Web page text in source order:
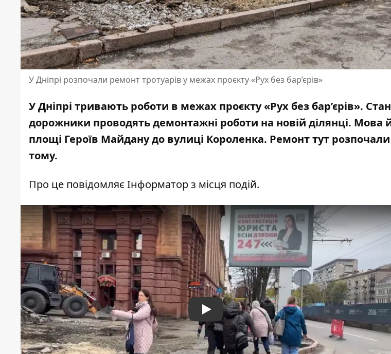
У Дніпрі розпочали ремонт тротуарів у межах проєкту «Рух без бар’єрів»
У Дніпрі тривають роботи в межах проєкту «Рух без бар’єрів».
дорожники проводять демонтажні роботи на новій ділянці. Мова
площі Героїв Майдану до вулиці Короленка. Ремонт тут
тому.
Про це повідомляє Інформатор з місця подій.
Play